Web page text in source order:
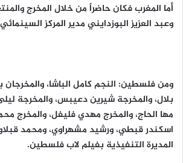
أما المغرب فكان حاضراً من خلال المخرج
وعبد العزيز البوزدايني مدير المركز
ومن فلسطين: النجم كامل الباشا،
بلال، والمخرجة شيرين دعيبس، والمخرجة
مها الحاج، والمخرج مهدي فليفل، والمخرج
اسكندر قبطي، ورشيد مشهراوي، ومحمد
المديرة التنفيذية بفيلم لاب فلسطين.